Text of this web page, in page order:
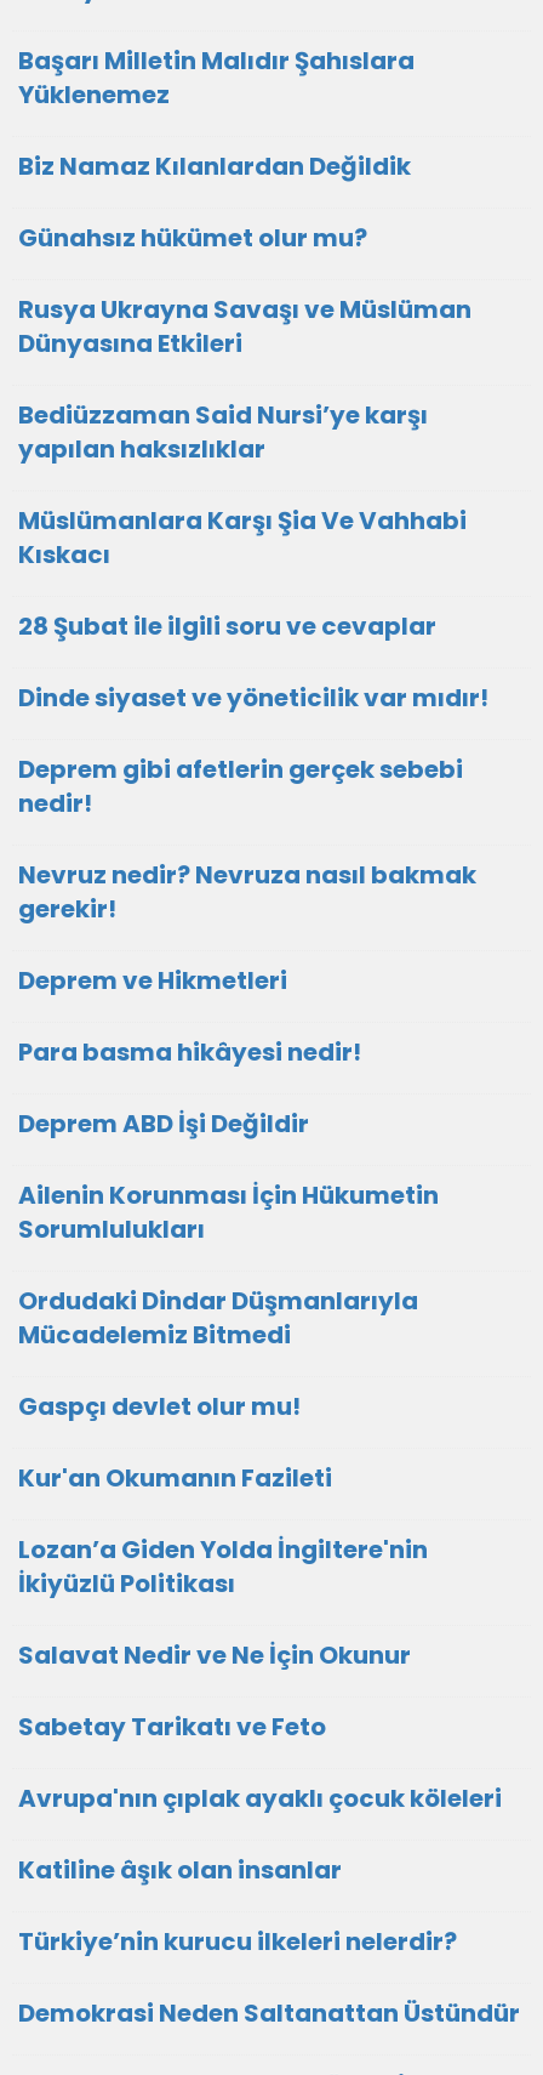
Başarı Milletin Malıdır Şahıslara
Yüklenemez
Biz Namaz Kılanlardan Değildik
Günahsız hükümet olur mu?
Rusya Ukrayna Savaşı ve Müslüman
Dünyasına Etkileri
Bediüzzaman Said Nursi’ye karşı
yapılan haksızlıklar
Müslümanlara Karşı Şia Ve Vahhabi
Kıskacı
28 Şubat ile ilgili soru ve cevaplar
Dinde siyaset ve yöneticilik var mıdır!
Deprem gibi afetlerin gerçek sebebi
nedir!
Nevruz nedir? Nevruza nasıl bakmak
gerekir!
Deprem ve Hikmetleri
Para basma hikâyesi nedir!
Deprem ABD İşi Değildir
Ailenin Korunması İçin Hükumetin
Sorumlulukları
Ordudaki Dindar Düşmanlarıyla
Mücadelemiz Bitmedi
Gaspçı devlet olur mu!
Kur'an Okumanın Fazileti
Lozan’a Giden Yolda İngiltere'nin
İkiyüzlü Politikası
Salavat Nedir ve Ne İçin Okunur
Sabetay Tarikatı ve Feto
Avrupa'nın çıplak ayaklı çocuk köleleri
Katiline âşık olan insanlar
Türkiye’nin kurucu ilkeleri nelerdir?
Demokrasi Neden Saltanattan Üstündür